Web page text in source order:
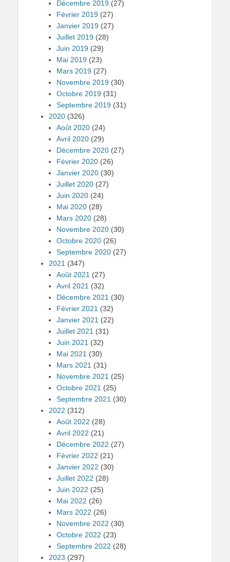
Décembre 2019 (27)
Février 2019 (27)
Janvier 2019 (27)
Juillet 2019 (28)
Juin 2019 (29)
Mai 2019 (23)
Mars 2019 (27)
Novembre 2019 (30)
Octobre 2019 (31)
Septembre 2019 (31)
2020 (326)
Août 2020 (24)
Avril 2020 (29)
Décembre 2020 (27)
Février 2020 (26)
Janvier 2020 (30)
Juillet 2020 (27)
Juin 2020 (24)
Mai 2020 (28)
Mars 2020 (28)
Novembre 2020 (30)
Octobre 2020 (26)
Septembre 2020 (27)
2021 (347)
Août 2021 (27)
Avril 2021 (32)
Décembre 2021 (30)
Février 2021 (32)
Janvier 2021 (22)
Juillet 2021 (31)
Juin 2021 (32)
Mai 2021 (30)
Mars 2021 (31)
Novembre 2021 (25)
Octobre 2021 (25)
Septembre 2021 (30)
2022 (312)
Août 2022 (28)
Avril 2022 (21)
Décembre 2022 (27)
Février 2022 (21)
Janvier 2022 (30)
Juillet 2022 (28)
Juin 2022 (25)
Mai 2022 (26)
Mars 2022 (26)
Novembre 2022 (30)
Octobre 2022 (23)
Septembre 2022 (28)
2023 (297)